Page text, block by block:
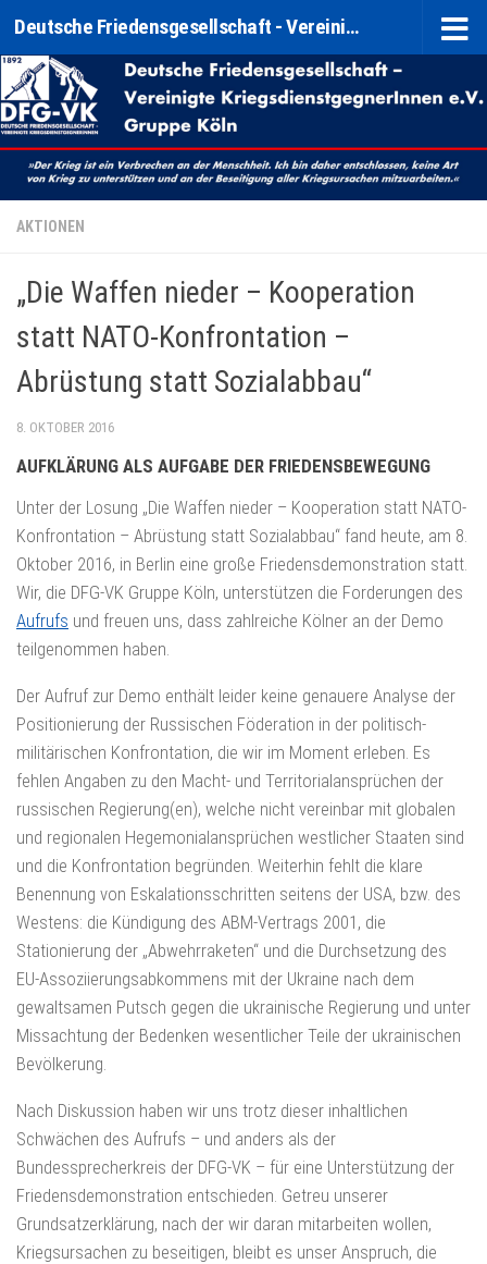
Zum Inhalt springen Deutsche Friedensgesellschaft - Vereinigte KriegsdienstgegnerInnen e. V. (DFG-VK) Gruppe Köln
AKTIONEN
„Die Waffen nieder – Kooperation
statt NATO-Konfrontation –
Abrüstung statt Sozialabbau“
8. OKTOBER 2016
AUFKLÄRUNG ALS AUFGABE DER FRIEDENSBEWEGUNG
Unter der Losung „Die Waffen nieder – Kooperation statt NATO-
Konfrontation – Abrüstung statt Sozialabbau“ fand heute, am 8.
Oktober 2016, in Berlin eine große Friedensdemonstration statt.
Wir, die DFG-VK Gruppe Köln, unterstützen die Forderungen des
Aufrufs und freuen uns, dass zahlreiche Kölner an der Demo
teilgenommen haben.
Der Aufruf zur Demo enthält leider keine genauere Analyse der
Positionierung der Russischen Föderation in der politisch-
militärischen Konfrontation, die wir im Moment erleben. Es
fehlen Angaben zu den Macht- und Territorialansprüchen der
russischen Regierung(en), welche nicht vereinbar mit globalen
und regionalen Hegemonialansprüchen westlicher Staaten sind
und die Konfrontation begründen. Weiterhin fehlt die klare
Benennung von Eskalationsschritten seitens der USA, bzw. des
Westens: die Kündigung des ABM-Vertrags 2001, die
Stationierung der „Abwehrraketen“ und die Durchsetzung des
EU-Assoziierungsabkommens mit der Ukraine nach dem
gewaltsamen Putsch gegen die ukrainische Regierung und unter
Missachtung der Bedenken wesentlicher Teile der ukrainischen
Bevölkerung.
Nach Diskussion haben wir uns trotz dieser inhaltlichen
Schwächen des Aufrufs – und anders als der
Bundessprecherkreis der DFG-VK – für eine Unterstützung der
Friedensdemonstration entschieden. Getreu unserer
Grundsatzerklärung, nach der wir daran mitarbeiten wollen,
Kriegsursachen zu beseitigen, bleibt es unser Anspruch, die